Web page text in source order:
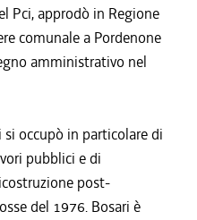
Pci, approdò in Regione
comunale a Pordenone
amministrativo nel
occupò in particolare di
pubblici e di
post-
del 1976. Bosari è